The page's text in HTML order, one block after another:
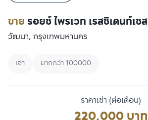
ขายรอยซ์ ไพรเวท เรสซิเดนท์เซส
วัฒนา, กรุงเทพมหานคร
เช่า มากกว่า 100000
ราคาเช่า (ต่อเดือน)